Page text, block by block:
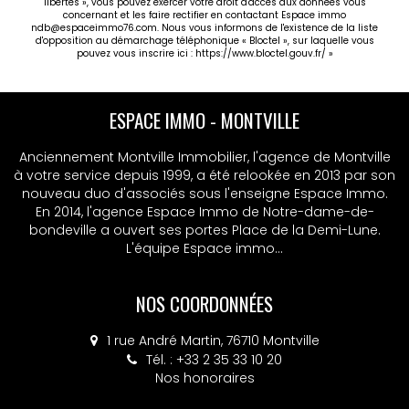
concernant et les faire rectifier en contactant Espace immo
ndb@espaceimmo76.com. Nous vous informons de l'existence de la liste
d'opposition au démarchage téléphonique « Bloctel », sur laquelle vous
pouvez vous inscrire ici : https://www.bloctel.gouv.fr/ »
ESPACE IMMO - MONTVILLE
Anciennement Montville Immobilier, l'agence de Montville
à votre service depuis 1999, a été relookée en 2013 par son
nouveau duo d'associés sous l'enseigne Espace Immo.
En 2014, l'agence Espace Immo de Notre-dame-de-
bondeville a ouvert ses portes Place de la Demi-Lune.
L'équipe Espace immo...
NOS COORDONNÉES
1 rue André Martin, 76710 Montville
Tél. : +33 2 35 33 10 20
Nos honoraires